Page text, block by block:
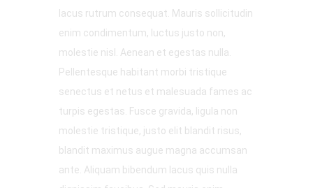
lacus rutrum consequat. Mauris sollicitudin
enim condimentum, luctus justo non,
molestie nisl. Aenean et egestas nulla.
Pellentesque habitant morbi tristique
senectus et netus et malesuada fames ac
turpis egestas. Fusce gravida, ligula non
molestie tristique, justo elit blandit risus,
blandit maximus augue magna accumsan
ante. Aliquam bibendum lacus quis nulla